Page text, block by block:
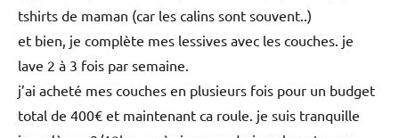
tshirts de maman (car les calins sont souvent..)
et bien, je complète mes lessives avec les couches. je
lave 2 à 3 fois par semaine.
j’ai acheté mes couches en plusieurs fois pour un budget
total de 400€ et maintenant ca roule. je suis tranquille